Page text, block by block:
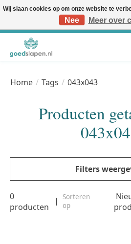
Vóór 12u besteld, volgende werkdag in huis* | Gratis
Home / Tags / 043x043
Producten
Filters
0
producten
Sorteren
op
Wij slaan cookies op om onze website te
Nee
Meer over